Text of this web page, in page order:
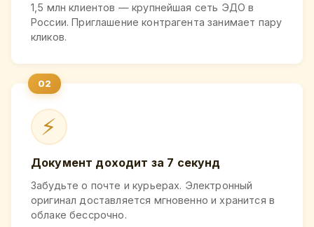
1,5 млн клиентов — крупнейшая сеть ЭДО в
России. Приглашение контрагента занимает пару
кликов.
⚡
Документ доходит за 7 секунд
Забудьте о почте и курьерах. Электронный
оригинал доставляется мгновенно и хранится в
облаке бессрочно.